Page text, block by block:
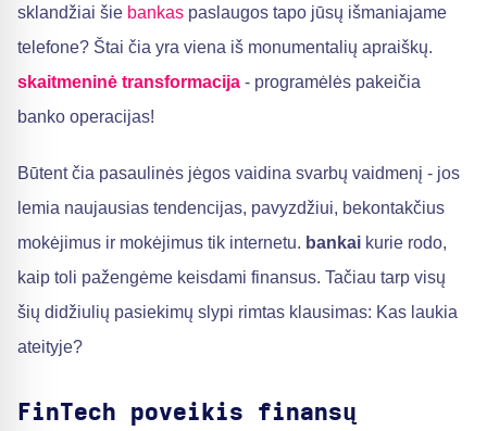
sklandžiai šie bankas paslaugos tapo jūsų išmaniajame
telefone? Štai čia yra viena iš monumentalių apraiškų.
skaitmeninė transformacija - programėlės pakeičia
banko operacijas!
Būtent čia pasaulinės jėgos vaidina svarbų vaidmenį - jos
lemia naujausias tendencijas, pavyzdžiui, bekontakčius
mokėjimus ir mokėjimus tik internetu. bankai kurie rodo,
kaip toli pažengėme keisdami finansus. Tačiau tarp visų
šių didžiulių pasiekimų slypi rimtas klausimas: Kas laukia
ateityje?
FinTech poveikis finansų